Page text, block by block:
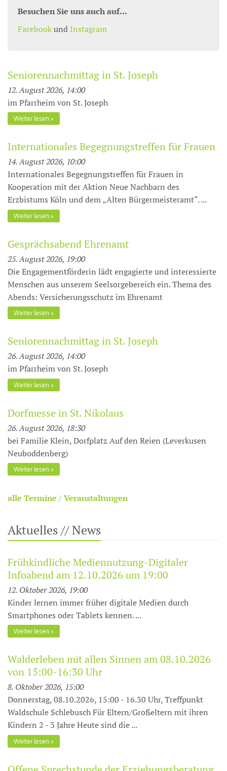
Besuchen Sie uns auch auf...
Facebookund Instagram
Seniorennachmittag in St. Joseph
12. August 2026, 14:00
im Pfarrheim von St. Joseph
Weiter lesen
Internationales Begegnungstreffen für Frauen
14. August 2026, 10:00
Internationales Begegnungstreffen für Frauen in
Kooperation mit der Aktion Neue Nachbarn des
Erzbistums Köln und dem „Alten Bürgermeisteramt“. ...
Weiter lesen
Gesprächsabend Ehrenamt
25. August 2026, 19:00
Die Engagementförderin lädt engagierte und interessierte
Menschen aus unserem Seelsorgebereich ein. Thema des
Abends: Versicherungsschutz im Ehrenamt
Weiter lesen
Seniorennachmittag in St. Joseph
26. August 2026, 14:00
im Pfarrheim von St. Joseph
Weiter lesen
Dorfmesse in St. Nikolaus
26. August 2026, 18:30
bei Familie Klein, Dorfplatz Auf den Reien (Leverkusen
Neuboddenberg)
Weiter lesen
alle Termine / Veranstaltungen
Aktuelles // News
Frühkindliche Mediennutzung-Digitaler
Infoabend am 12.10.2026 um 19:00
12. Oktober 2026, 19:00
Kinder lernen immer früher digitale Medien durch
Smartphones oder Tablets kennen. ...
Weiter lesen
Walderleben mit allen Sinnen am 08.10.2026
von 15:00-16:30 Uhr
8. Oktober 2026, 15:00
Donnerstag, 08.10.2026, 15:00 - 16.30 Uhr, Treffpunkt
Waldschule Schlebusch Für Eltern/Großeltern mit ihren
Kindern 2 - 3 Jahre Heute sind die ...
Weiter lesen